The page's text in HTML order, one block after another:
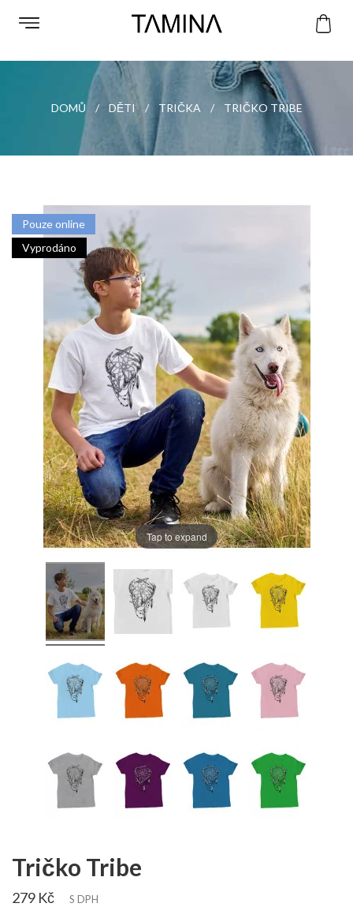
DOMŮ DĚTI TRIČKA TRIČKO TRIBE
Pouze online
Vyprodáno
Tap to expand
Tričko Tribe
279 Kč S DPH